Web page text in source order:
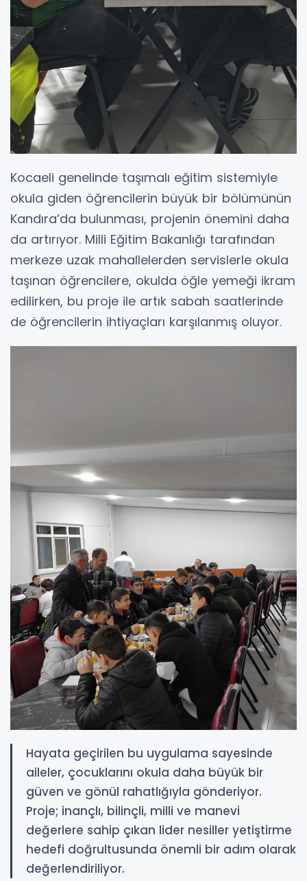
Kocaeli genelinde taşımalı eğitim sistemiyle
okula giden öğrencilerin büyük bir bölümünün
Kandıra’da bulunması, projenin önemini daha
da artırıyor. Milli Eğitim Bakanlığı tarafından
merkeze uzak mahallelerden servislerle okula
taşınan öğrencilere, okulda öğle yemeği ikram
edilirken, bu proje ile artık sabah saatlerinde
de öğrencilerin ihtiyaçları karşılanmış oluyor.
Hayata geçirilen bu uygulama sayesinde
aileler, çocuklarını okula daha büyük bir
güven ve gönül rahatlığıyla gönderiyor.
Proje; inançlı, bilinçli, milli ve manevi
değerlere sahip çıkan lider nesiller yetiştirme
hedefi doğrultusunda önemli bir adım olarak
değerlendiriliyor.